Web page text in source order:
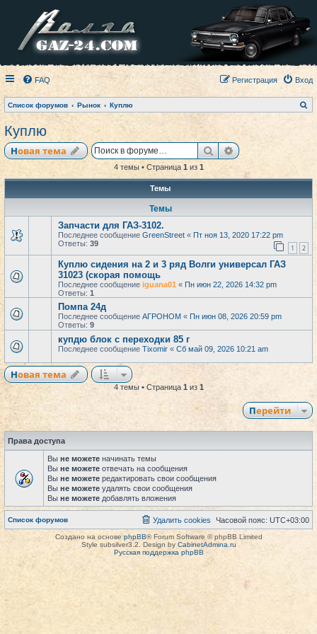
FAQ Вход
Регистрация
Список форумов Рынок Куплю
о
Куплю
Новая тема ПоискРасширенный
4 темы • Страница 1из 1
Темы
Темы
Запчасти для ГАЗ-3102.
Последнее сообщение GreenStreet « Пт ноя 13, 2020 17:22 pm
Ответы: 39 1 2
Куплю сидения на 2 и 3 ряд Волги универсал ГАЗ
31023 (скорая помощь
Последнее сообщение iguana01 « Пн июн 22, 2026 14:32 pm
Ответы: 1
Помпа 24д
Последнее сообщение АГРОНОМ « Пн июн 08, 2026 20:59 pm
Ответы: 9
купдю блок с переходки 85 г
Последнее сообщение Tixomir « Сб май 09, 2026 10:21 am
Новая тема
4 темы • Страница 1 из 1
Перейти
Права доступа
Вы не можете начинать темы
Вы не можете отвечать на сообщения
Вы не можете редактировать свои сообщения
Вы не можете удалять свои сообщения
Вы не можете добавлять вложения
Список форумов Часовой пояс: UTC+03:00
Удалить cookies
Создано на основе phpBB® Forum Software © phpBB Limited
Style subsilver3.2. Design by CabinetAdmina.ru
Русская поддержка phpBB